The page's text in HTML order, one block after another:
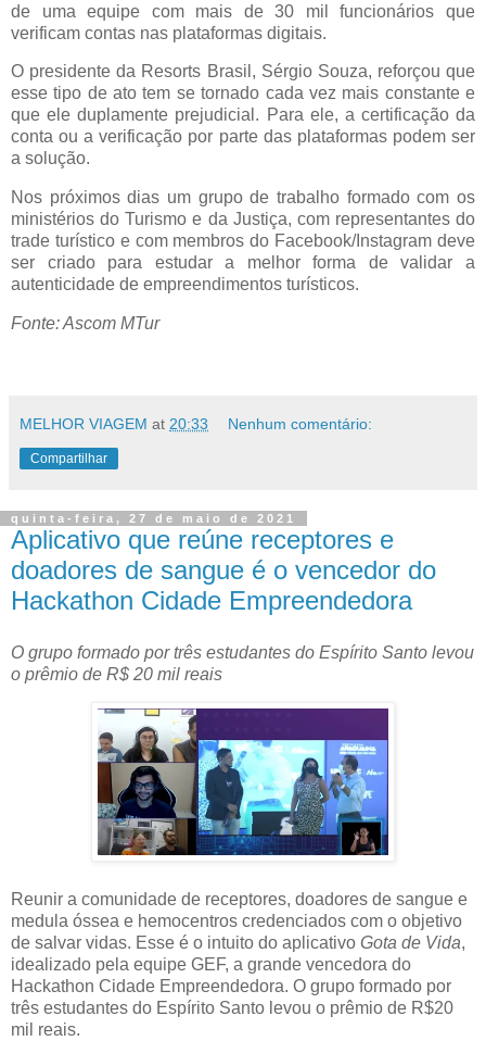
de uma equipe com mais de 30 mil funcionários que
verificam contas nas plataformas digitais.
O presidente da Resorts Brasil, Sérgio Souza, reforçou que
esse tipo de ato tem se tornado cada vez mais constante e
que ele duplamente prejudicial. Para ele, a certificação da
conta ou a verificação por parte das plataformas podem ser
a solução.
Nos próximos dias um grupo de trabalho formado com os
ministérios do Turismo e da Justiça, com representantes do
trade turístico e com membros do Facebook/Instagram deve
ser criado para estudar a melhor forma de validar a
autenticidade de empreendimentos turísticos.
Fonte: Ascom MTur
MELHOR VIAGEM at 20:33 Nenhum comentário:
Compartilhar
quinta-feira, 27 de maio de 2021
Aplicativo que reúne receptores e
doadores de sangue é o vencedor do
Hackathon Cidade Empreendedora
O grupo formado por três estudantes do Espírito Santo levou
o prêmio de R$ 20 mil reais
Reunir a comunidade de receptores, doadores de sangue e
medula óssea e hemocentros credenciados com o objetivo
de salvar vidas. Esse é o intuito do aplicativo Gota de Vida,
idealizado pela equipe GEF, a grande vencedora do
Hackathon Cidade Empreendedora. O grupo formado por
três estudantes do Espírito Santo levou o prêmio de R$20
mil reais.